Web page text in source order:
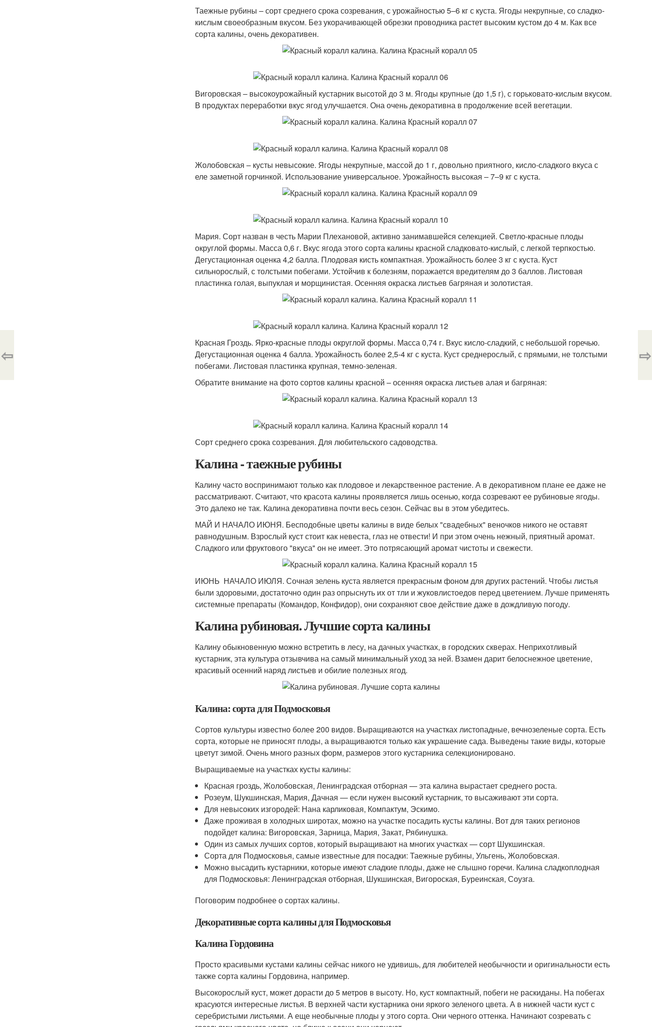
Таежные рубины – сорт среднего срока созревания, с урожайностью 5–6 кг с куста. Ягоды некрупные, со сладко-
кислым своеобразным вкусом. Без укорачивающей обрезки проводника растет высоким кустом до 4 м. Как все
сорта калины, очень декоративен.
Вигоровская – высокоурожайный кустарник высотой до 3 м. Ягоды крупные (до 1,5 г), с горьковато-кислым вкусом.
В продуктах переработки вкус ягод улучшается. Она очень декоративна в продолжение всей вегетации.
Жолобовская – кусты невысокие. Ягоды некрупные, массой до 1 г, довольно приятного, кисло-сладкого вкуса с
еле заметной горчинкой. Использование универсальное. Урожайность высокая – 7–9 кг с куста.
Мария. Сорт назван в честь Марии Плехановой, активно занимавшейся селекцией. Светло-красные плоды
округлой формы. Масса 0,6 г. Вкус ягода этого сорта калины красной сладковато-кислый, с легкой терпкостью.
Дегустационная оценка 4,2 балла. Плодовая кисть компактная. Урожайность более 3 кг с куста. Куст
сильнорослый, с толстыми побегами. Устойчив к болезням, поражается вредителям до 3 баллов. Листовая
пластинка голая, выпуклая и морщинистая. Осенняя окраска листьев багряная и золотистая.
Красная Гроздь. Ярко-красные плоды округлой формы. Масса 0,74 г. Вкус кисло-сладкий, с небольшой горечью.
Дегустационная оценка 4 балла. Урожайность более 2,5-4 кг с куста. Куст среднерослый, с прямыми, не толстыми
побегами. Листовая пластинка крупная, темно-зеленая.
Обратите внимание на фото сортов калины красной – осенняя окраска листьев алая и багряная:
Сорт среднего срока созревания. Для любительского садоводства.
Калина - таежные рубины
Калину часто воспринимают только как плодовое и лекарственное растение. А в декоративном плане ее даже не
рассматривают. Считают, что красота калины проявляется лишь осенью, когда созревают ее рубиновые ягоды.
Это далеко не так. Калина декоративна почти весь сезон. Сейчас вы в этом убедитесь.
МАЙ И НАЧАЛО ИЮНЯ. Бесподобные цветы калины в виде белых "свадебных" веночков никого не оставят
равнодушным. Взрослый куст стоит как невеста, глаз не отвести! И при этом очень нежный, приятный аромат.
Сладкого или фруктового "вкуса" он не имеет. Это потрясающий аромат чистоты и свежести.
ИЮНЬ ­ НАЧАЛО ИЮЛЯ. Сочная зелень куста является прекрасным фоном для других растений. Чтобы листья
были здоровыми, достаточно один раз опрыснуть их от тли и жуков­листоедов перед цветением. Лучше применять
системные препараты (Командор, Конфидор), они сохраняют свое действие даже в дождливую погоду.
Калина рубиновая. Лучшие сорта калины
Калину обыкновенную можно встретить в лесу, на дачных участках, в городских скверах. Неприхотливый
кустарник, эта культура отзывчива на самый минимальный уход за ней. Взамен дарит белоснежное цветение,
красивый осенний наряд листьев и обилие полезных ягод.
Калина: сорта для Подмосковья
Сортов культуры известно более 200 видов. Выращиваются на участках листопадные, вечнозеленые сорта. Есть
сорта, которые не приносят плоды, а выращиваются только как украшение сада. Выведены такие виды, которые
цветут зимой. Очень много разных форм, размеров этого кустарника селекционировано.
Выращиваемые на участках кусты калины:
Красная гроздь, Жолобовская, Ленинградская отборная — эта калина вырастает среднего роста.
Розеум, Шукшинская, Мария, Дачная — если нужен высокий кустарник, то высаживают эти сорта.
Для невысоких изгородей: Нана карликовая, Компактум, Эскимо.
Даже проживая в холодных широтах, можно на участке посадить кусты калины. Вот для таких регионов
подойдет калина: Вигоровская, Зарница, Мария, Закат, Рябинушка.
Один из самых лучших сортов, который выращивают на многих участках — сорт Шукшинская.
Сорта для Подмосковья, самые известные для посадки: Таежные рубины, Ульгень, Жолобовская.
Можно высадить кустарники, которые имеют сладкие плоды, даже не слышно горечи. Калина сладкоплодная
для Подмосковья: Ленинградская отборная, Шукшинская, Вигороская, Буреинская, Соузга.
Поговорим подробнее о сортах калины.
Декоративные сорта калины для Подмосковья
Калина Гордовина
Просто красивыми кустами калины сейчас никого не удивишь, для любителей необычности и оригинальности есть
также сорта калины Гордовина, например.
Высокорослый куст, может дорасти до 5 метров в высоту. Но, куст компактный, побеги не раскиданы. На побегах
красуются интересные листья. В верхней части кустарника они яркого зеленого цвета. А в нижней части куст с
серебристыми листьями. А еще необычные плоды у этого сорта. Они черного оттенка. Начинают созревать с
⇦ ⇨